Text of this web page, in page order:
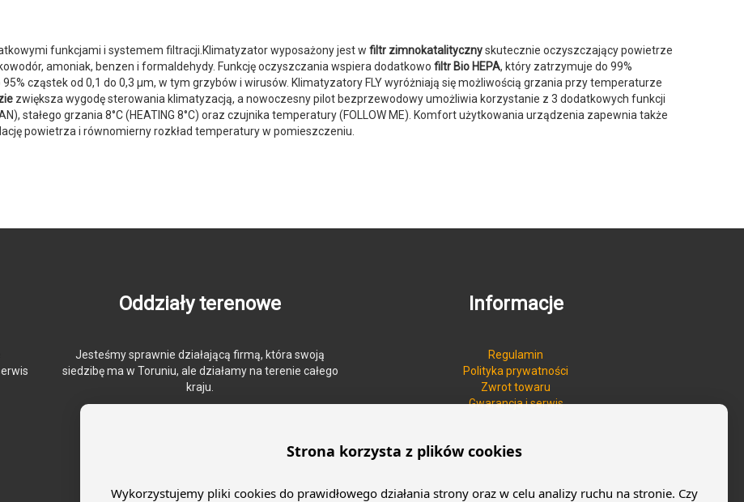
funkcjami i systemem filtracji.Klimatyzator wyposażony jest w filtr zimnokatalitycznyskutecznie oczyszczający powietrze
amoniak, benzen i formaldehydy. Funkcję oczyszczania wspiera dodatkowo filtr Bio HEPA, który zatrzymuje do 99%
cząstek od 0,1 do 0,3 μm, w tym grzybów i wirusów. Klimatyzatory FLY wyróżniają się możliwością grzania przy temperaturze
zwiększa wygodę sterowania klimatyzacją, a nowoczesny pilot bezprzewodowy umożliwia korzystanie z 3 dodatkowych funkcji
stałego grzania 8°C (HEATING 8°C) oraz czujnika temperatury (FOLLOW ME). Komfort użytkowania urządzenia zapewnia także
powietrza i równomierny rozkład temperatury w pomieszczeniu.
Oddziały terenowe
Jesteśmy sprawnie działającą firmą, która swoją
siedzibę ma w Toruniu, ale działamy na terenie całego
kraju.
Informacje
Regulamin
Polityka prywatności
Zwrot towaru
Gwarancja i serwis
Strona korzysta z plików cookies
Wykorzystujemy pliki cookies do prawidłowego działania strony oraz w celu analizy ruchu na stronie. Czy